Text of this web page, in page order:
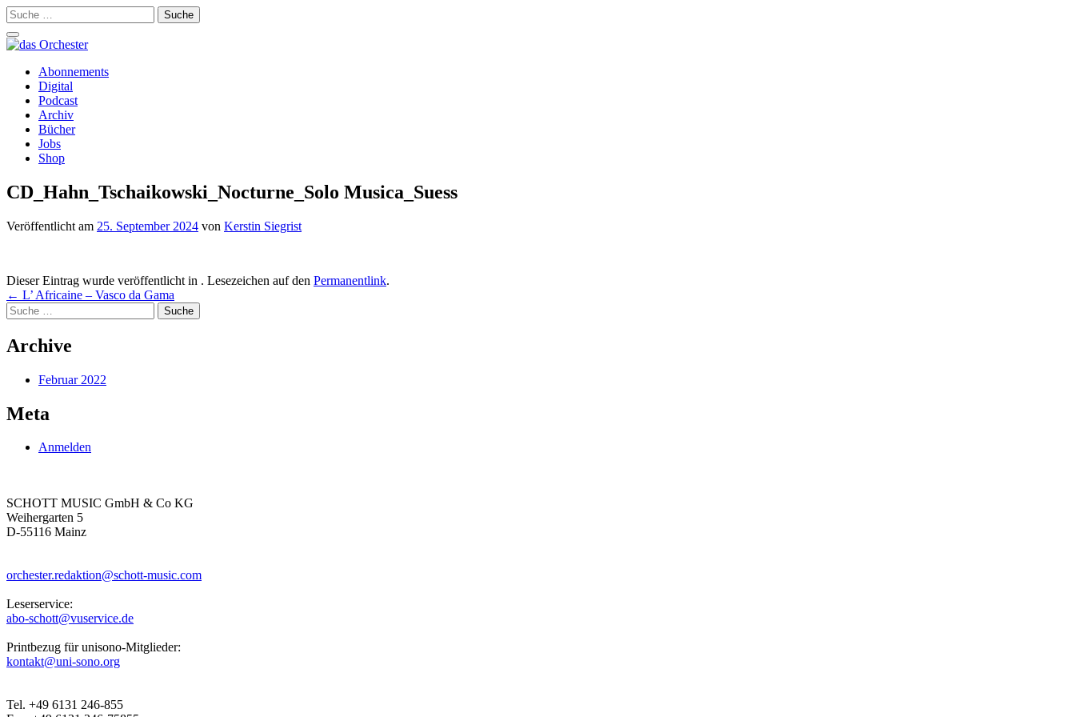
Suche
nach:
Schalte
Navigation
Zum
Inhalt
springen
Abonnements
Digital
Podcast
Archiv
Bücher
Jobs
Shop
CD_Hahn_Tschaikowski_Nocturne_Solo Musica_Suess
Veröffentlicht am 25. September 2024 von Kerstin Siegrist
Dieser Eintrag wurde veröffentlicht in . Lesezeichen auf den Permanentlink.
Beitrags-
Navigation
← L’ Africaine – Vasco da Gama
Suche
nach:
Archive
Februar 2022
Meta
Anmelden
SCHOTT MUSIC GmbH & Co KG
Weihergarten 5
D-55116 Mainz
orchester.redaktion@schott-music.com
Leserservice:
abo-schott@vuservice.de
Printbezug für unisono-Mitglieder:
kontakt@uni-sono.org
Tel. +49 6131 246-855